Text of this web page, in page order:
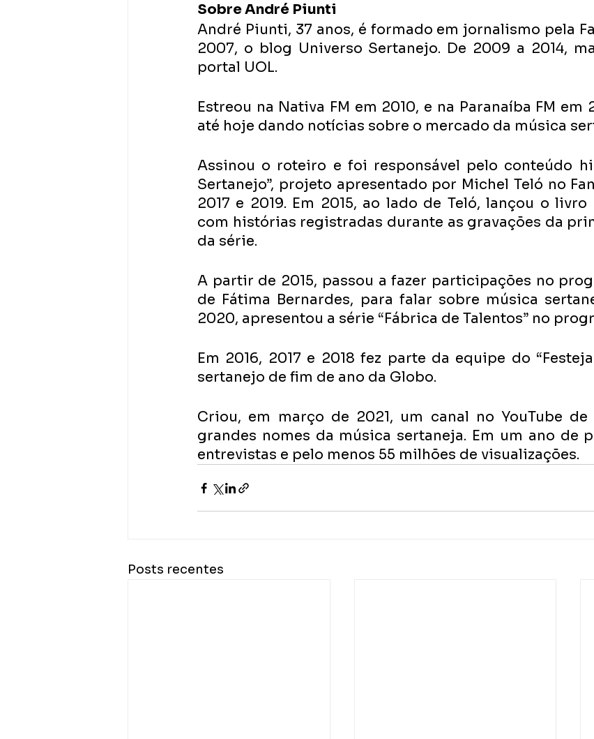
Sobre André Piunti
André Piunti, 37 anos, é formado em jornalismo pela
2007, o blog Universo Sertanejo. De 2009 a 2014,
portal UOL.
Estreou na Nativa FM em 2010, e na Paranaíba FM em
até hoje dando notícias sobre o mercado da música
Assinou o roteiro e foi responsável pelo conteúdo
Sertanejo”, projeto apresentado por Michel Teló no
2017 e 2019. Em 2015, ao lado de Teló, lançou o livro
com histórias registradas durante as gravações da
da série.
A partir de 2015, passou a fazer participações no
de Fátima Bernardes, para falar sobre música
2020, apresentou a série “Fábrica de Talentos” no
Em 2016, 2017 e 2018 fez parte da equipe do
sertanejo de fim de ano da Globo.
Criou, em março de 2021, um canal no YouTube
grandes nomes da música sertaneja. Em um ano de
entrevistas e pelo menos 55 milhões de visualizações.
Posts recentes